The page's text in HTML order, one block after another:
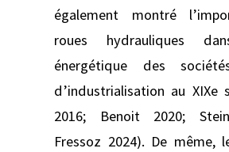
également montré
roues hydrauliques
énergétique des
d’industrialisation au XIXe
2016; Benoit 2020;
Fressoz 2024). De même,